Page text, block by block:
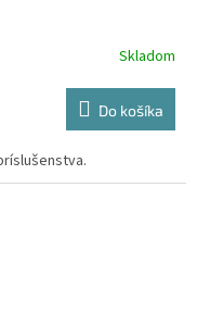
Skladom
Do košíka